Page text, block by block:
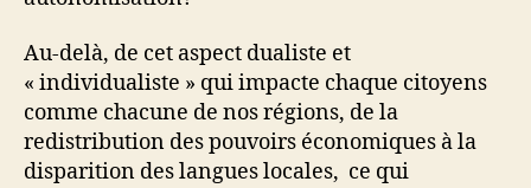
Au-delà, de cet aspect dualiste et
« individualiste » qui impacte chaque citoyens
comme chacune de nos régions, de la
redistribution des pouvoirs économiques à la
disparition des langues locales, ce qui